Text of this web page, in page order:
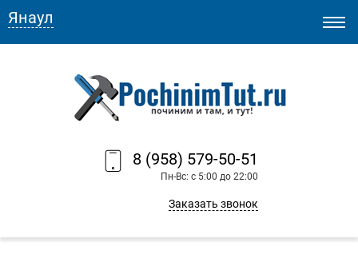
8 (958) 579-50-51
Пн-Вс: с 5:00 до 22:00
Заказать звонок
Янаул